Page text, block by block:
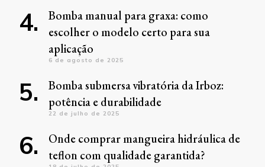
Bomba manual para graxa: como
escolher o modelo certo para sua
aplicação
6 de agosto de 2025
Bomba submersa vibratória da Irboz:
potência e durabilidade
22 de julho de 2025
Onde comprar mangueira hidráulica de
teflon com qualidade garantida?